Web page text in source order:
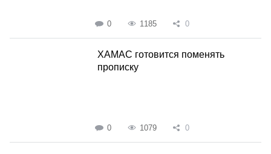
0 1185 0
ХАМАС готовится поменять
прописку
0 1079 0